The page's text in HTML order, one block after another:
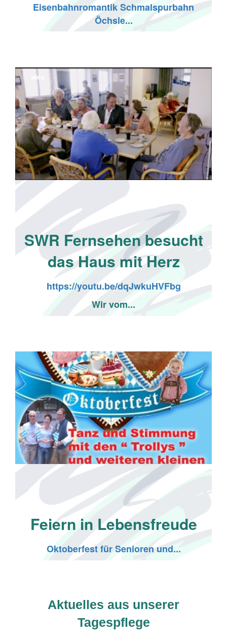
Eisenbahnromantik Schmalspurbahn
Öchsle...
SWR Fernsehen besucht
das Haus mit Herz
https://youtu.be/dqJwkuHVFbg
Wir vom...
Feiern in Lebensfreude
Oktoberfest für Senioren und...
Aktuelles aus unserer
Tagespflege